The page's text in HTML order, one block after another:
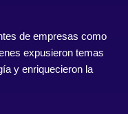
de empresas como
expusieron temas
y enriquecieron la